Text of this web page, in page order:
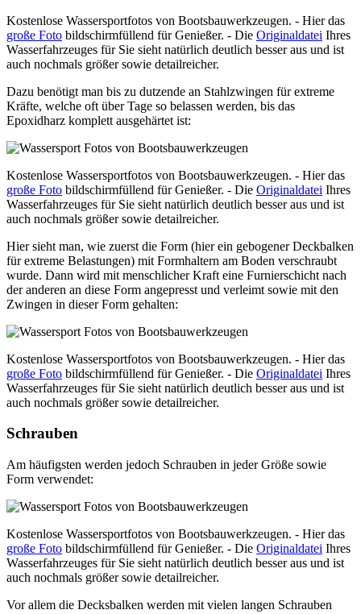
Kostenlose Wassersportfotos von Bootsbauwerkzeugen. - Hier das
große Foto bildschirmfüllend für Genießer. - Die Originaldatei Ihres
Wasserfahrzeuges für Sie sieht natürlich deutlich besser aus und ist
auch nochmals größer sowie detailreicher.
Dazu benötigt man bis zu dutzende an Stahlzwingen für extreme
Kräfte, welche oft über Tage so belassen werden, bis das
Epoxidharz komplett ausgehärtet ist:
Kostenlose Wassersportfotos von Bootsbauwerkzeugen. - Hier das
große Foto bildschirmfüllend für Genießer. - Die Originaldatei Ihres
Wasserfahrzeuges für Sie sieht natürlich deutlich besser aus und ist
auch nochmals größer sowie detailreicher.
Hier sieht man, wie zuerst die Form (hier ein gebogener Deckbalken
für extreme Belastungen) mit Formhaltern am Boden verschraubt
wurde. Dann wird mit menschlicher Kraft eine Furnierschicht nach
der anderen an diese Form angepresst und verleimt sowie mit den
Zwingen in dieser Form gehalten:
Kostenlose Wassersportfotos von Bootsbauwerkzeugen. - Hier das
große Foto bildschirmfüllend für Genießer. - Die Originaldatei Ihres
Wasserfahrzeuges für Sie sieht natürlich deutlich besser aus und ist
auch nochmals größer sowie detailreicher.
Schrauben
Am häufigsten werden jedoch Schrauben in jeder Größe sowie
Form verwendet:
Kostenlose Wassersportfotos von Bootsbauwerkzeugen. - Hier das
große Foto bildschirmfüllend für Genießer. - Die Originaldatei Ihres
Wasserfahrzeuges für Sie sieht natürlich deutlich besser aus und ist
auch nochmals größer sowie detailreicher.
Vor allem die Decksbalken werden mit vielen langen Schrauben